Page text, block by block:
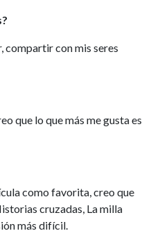
compartir con mis seres
que lo que más me gusta es
como favorita, creo que
cruzadas, La milla
más difícil.